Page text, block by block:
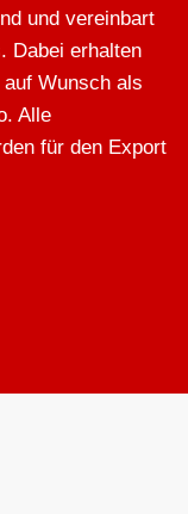
und vereinbart
Dabei erhalten
Wunsch als
Alle
für den Export